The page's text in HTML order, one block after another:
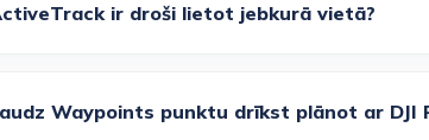
ir droši lietot jebkurā vietā?
Waypoints punktu drīkst plānot ar DJI